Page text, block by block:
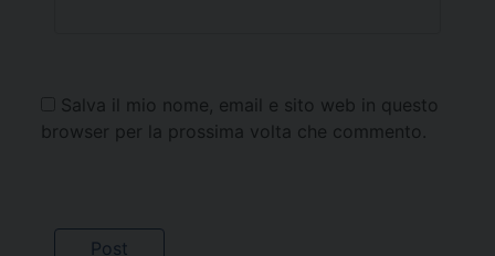
Salva il mio nome, email e sito web in questo
browser per la prossima volta che commento.